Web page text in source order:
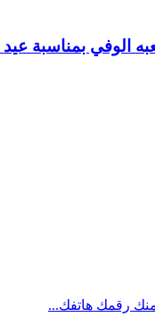
الوفي بمناسبة
منك رقمك هاتفك...